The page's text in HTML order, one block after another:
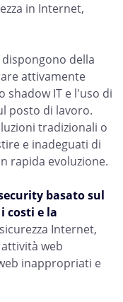
in Internet,
della
attivamente
shadow IT e l'uso di
posto di lavoro.
tradizionali o
e inadeguati di
rapida evoluzione.
basato sul
costi e la
sicurezza Internet,
web
inappropriati e